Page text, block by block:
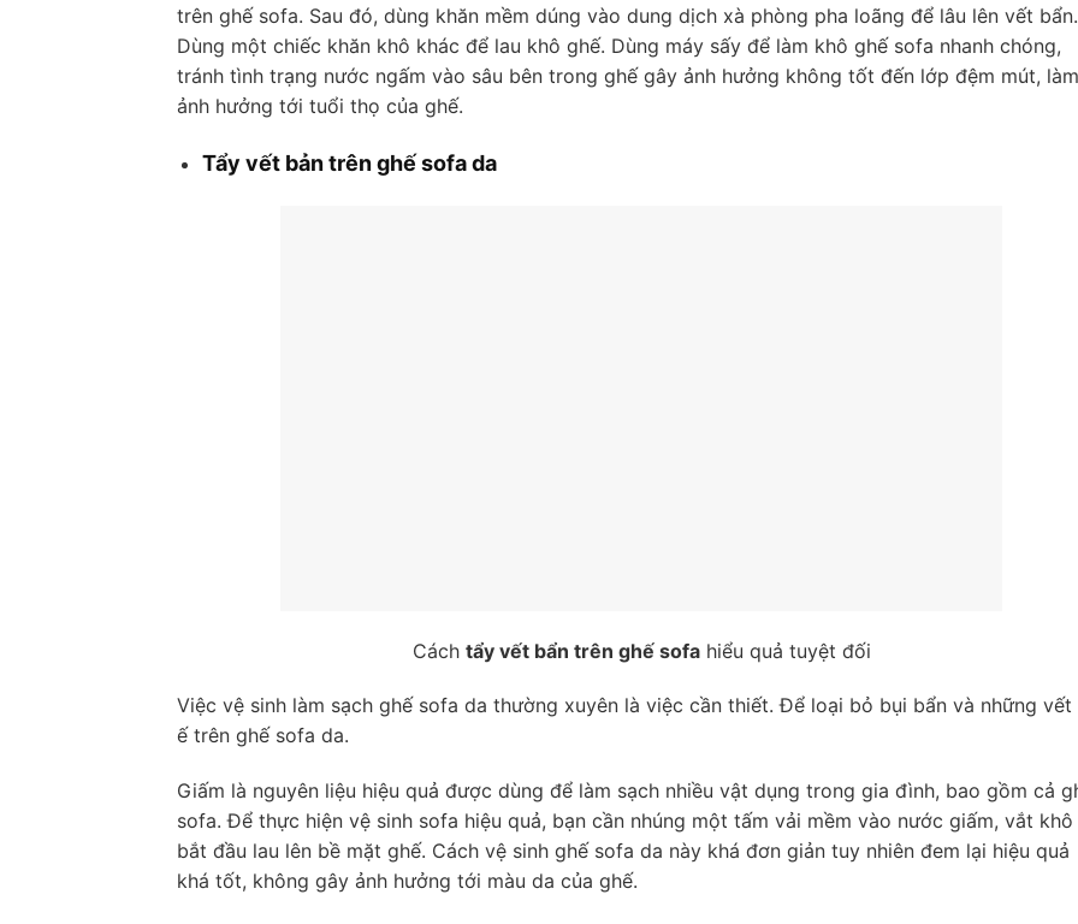
trên ghế sofa. Sau đó, dùng khăn mềm dúng vào dung dịch xà phòng pha loãng để lâu lên vết bẩn.
Dùng một chiếc khăn khô khác để lau khô ghế. Dùng máy sấy để làm khô ghế sofa nhanh chóng,
tránh tình trạng nước ngấm vào sâu bên trong ghế gây ảnh hưởng không tốt đến lớp đệm mút, làm
ảnh hưởng tới tuổi thọ của ghế.
Tẩy vết bản trên ghế sofa da
Cách tẩy vết bẩn trên ghế sofahiểu quả tuyệt đối
Việc vệ sinh làm sạch ghế sofa da thường xuyên là việc cần thiết. Để loại bỏ bụi bẩn và những vết
ế trên ghế sofa da.
Giấm là nguyên liệu hiệu quả được dùng để làm sạch nhiều vật dụng trong gia đình, bao gồm cả
sofa. Để thực hiện vệ sinh sofa hiệu quả, bạn cần nhúng một tấm vải mềm vào nước giấm, vắt khô
bắt đầu lau lên bề mặt ghế. Cách vệ sinh ghế sofa da này khá đơn giản tuy nhiên đem lại hiệu quả
khá tốt, không gây ảnh hưởng tới màu da của ghế.